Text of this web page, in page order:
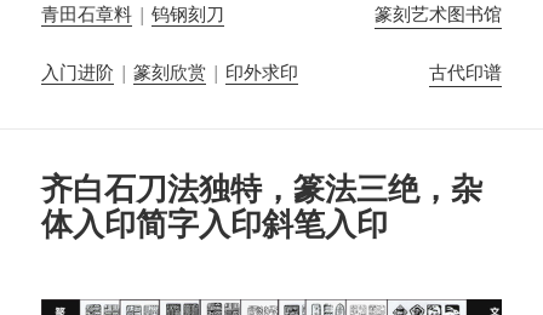
青田石章料 |钨钢刻刀 篆刻艺术图书馆
入门进阶 |篆刻欣赏 | 印外求印 古代印谱
齐白石刀法独特，篆法三绝，杂
体入印简字入印斜笔入印